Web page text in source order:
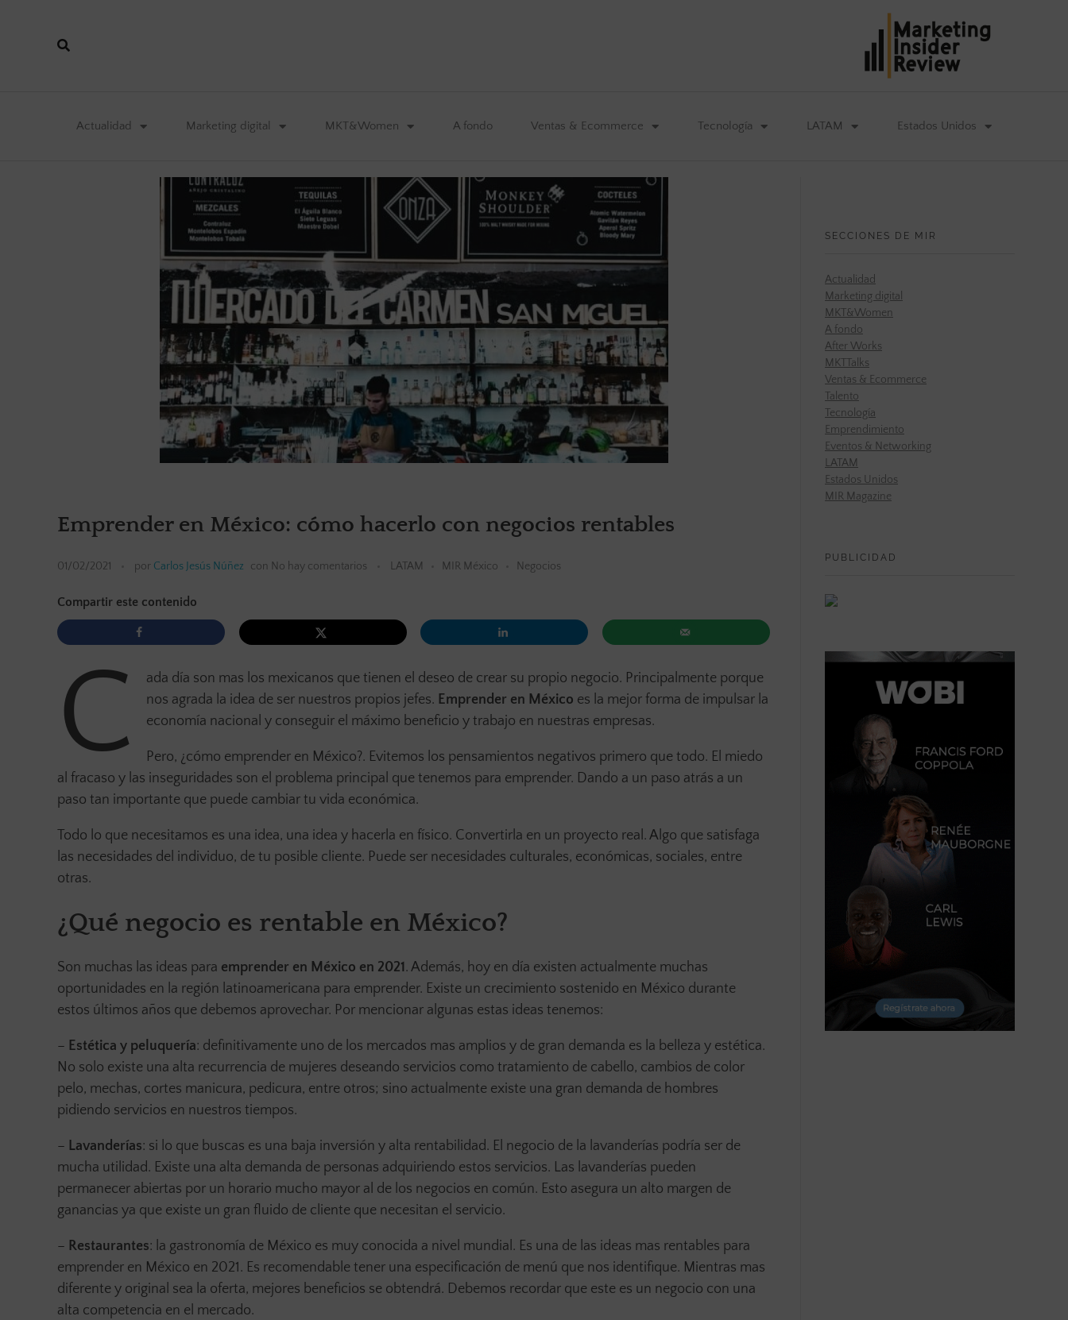
Actualidad Marketing digital MKT&Women A fondo Ventas & Ecommerce Tecnología LATAM Estados Unidos
Emprender en México: cómo hacerlo con negocios rentables
01/02/2021 por Carlos Jesús Núñez con No hay comentarios LATAM MIR México Negocios
Compartir este contenido
C
ada día son mas los mexicanos que tienen el deseo de crear su propio negocio. Principalmente porque
nos agrada la idea de ser nuestros propios jefes. Emprender en México es la mejor forma de impulsar la
economía nacional y conseguir el máximo beneficio y trabajo en nuestras empresas.
Pero, ¿cómo emprender en México?. Evitemos los pensamientos negativos primero que todo. El miedo
al fracaso y las inseguridades son el problema principal que tenemos para emprender. Dando a un paso atrás a un
paso tan importante que puede cambiar tu vida económica.
Todo lo que necesitamos es una idea, una idea y hacerla en físico. Convertirla en un proyecto real. Algo que satisfaga
las necesidades del individuo, de tu posible cliente. Puede ser necesidades culturales, económicas, sociales, entre
otras.
¿Qué negocio es rentable en México?
Son muchas las ideas para emprender en México en 2021. Además, hoy en día existen actualmente muchas
oportunidades en la región latinoamericana para emprender. Existe un crecimiento sostenido en México durante
estos últimos años que debemos aprovechar. Por mencionar algunas estas ideas tenemos:
– Estética y peluquería: definitivamente uno de los mercados mas amplios y de gran demanda es la belleza y estética.
No solo existe una alta recurrencia de mujeres deseando servicios como tratamiento de cabello, cambios de color
pelo, mechas, cortes manicura, pedicura, entre otros; sino actualmente existe una gran demanda de hombres
pidiendo servicios en nuestros tiempos.
– Lavanderías: si lo que buscas es una baja inversión y alta rentabilidad. El negocio de la lavanderías podría ser de
mucha utilidad. Existe una alta demanda de personas adquiriendo estos servicios. Las lavanderías pueden
permanecer abiertas por un horario mucho mayor al de los negocios en común. Esto asegura un alto margen de
ganancias ya que existe un gran fluido de cliente que necesitan el servicio.
– Restaurantes: la gastronomía de México es muy conocida a nivel mundial. Es una de las ideas mas rentables para
emprender en México en 2021. Es recomendable tener una especificación de menú que nos identifique. Mientras mas
diferente y original sea la oferta, mejores beneficios se obtendrá. Debemos recordar que este es un negocio con una
alta competencia en el mercado.
SECCIONES DE MIR
Actualidad
Marketing digital
MKT&Women
A fondo
After Works
MKTTalks
Ventas & Ecommerce
Talento
Tecnología
Emprendimiento
Eventos & Networking
LATAM
Estados Unidos
MIR Magazine
PUBLICIDAD